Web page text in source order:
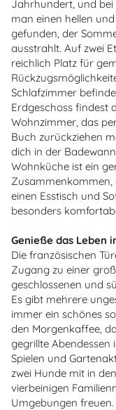
Jahrhundert, und
man einen hellen
gefunden, der
ausstrahlt. Auf zwei
reichlich Platz für
Schlafzimmer
Erdgeschoss findest
Wohnzimmer, das
Buch zurückziehen
dich in der
Wohnküche ist ein
einen Esstisch und
besonders
Genieße das Leben
Die französischen
Zugang zu einer
geschlossenen und
Es gibt mehrere
immer ein schönes
den Morgenkaffee,
gegrillte Abendessen
Spielen und
zwei Hunde mit in
vierbeinigen
Umgebungen freuen.